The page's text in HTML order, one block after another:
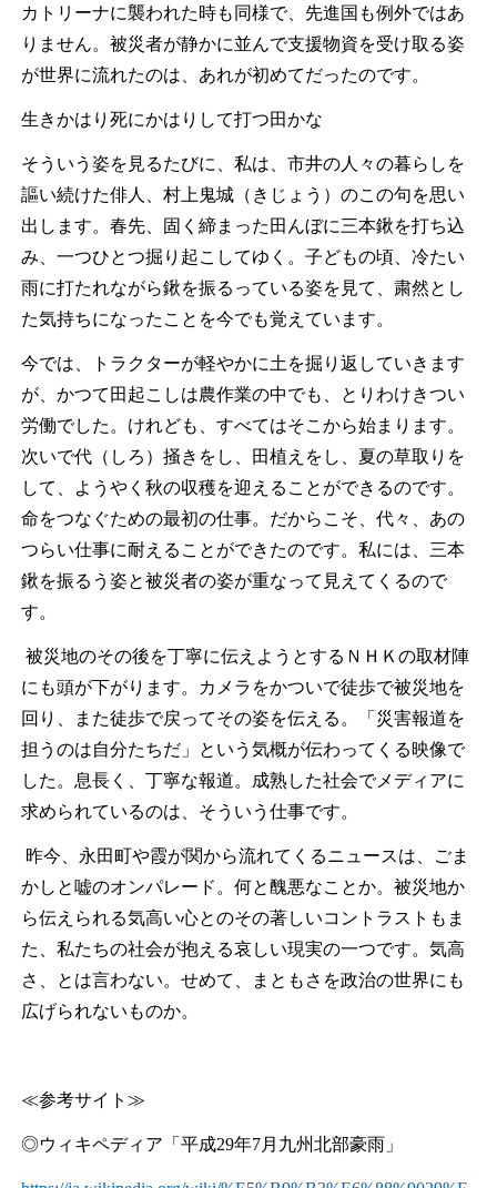
カトリーナに襲われた時も同様で、先進国も例外ではあ
りません。被災者が静かに並んで支援物資を受け取る姿
が世界に流れたのは、あれが初めてだったのです。
生きかはり死にかはりして打つ田かな
そういう姿を見るたびに、私は、市井の人々の暮らしを
謳い続けた俳人、村上鬼城（きじょう）のこの句を思い
出します。春先、固く締まった田んぼに三本鍬を打ち込
み、一つひとつ掘り起こしてゆく。子どもの頃、冷たい
雨に打たれながら鍬を振るっている姿を見て、粛然とし
た気持ちになったことを今でも覚えています。
今では、トラクターが軽やかに土を掘り返していきます
が、かつて田起こしは農作業の中でも、とりわけきつい
労働でした。けれども、すべてはそこから始まります。
次いで代（しろ）掻きをし、田植えをし、夏の草取りを
して、ようやく秋の収穫を迎えることができるのです。
命をつなぐための最初の仕事。だからこそ、代々、あの
つらい仕事に耐えることができたのです。私には、三本
鍬を振るう姿と被災者の姿が重なって見えてくるので
す。
被災地のその後を丁寧に伝えようとするＮＨＫの取材陣
にも頭が下がります。カメラをかついで徒歩で被災地を
回り、また徒歩で戻ってその姿を伝える。「災害報道を
担うのは自分たちだ」という気概が伝わってくる映像で
した。息長く、丁寧な報道。成熟した社会でメディアに
求められているのは、そういう仕事です。
昨今、永田町や霞が関から流れてくるニュースは、ごま
かしと嘘のオンパレード。何と醜悪なことか。被災地か
ら伝えられる気高い心とのその著しいコントラストもま
た、私たちの社会が抱える哀しい現実の一つです。気高
さ、とは言わない。せめて、まともさを政治の世界にも
広げられないものか。
≪参考サイト≫
◎ウィキペディア「平成29年7月九州北部豪雨」